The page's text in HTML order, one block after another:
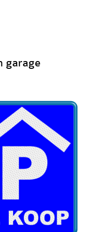
garage